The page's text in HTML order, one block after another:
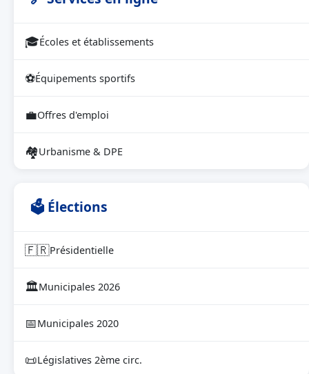
🎓Écoles et établissements
⚽Équipements sportifs
💼Offres d'emploi
🏘Urbanisme & DPE
🗳 Élections
🇫🇷Présidentielle
🏛Municipales 2026
📅Municipales 2020
📜Législatives 2ème circ.